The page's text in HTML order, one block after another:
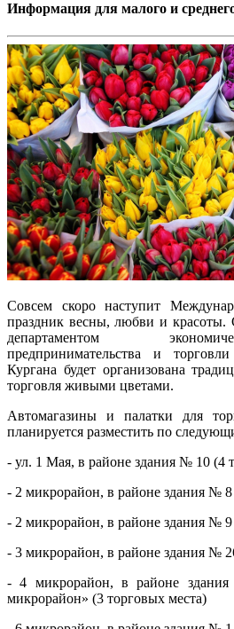
Информация для малого и
Совсем скоро наступит
праздник весны, любви и красоты.
департаментом
предпринимательства и
Кургана будет организована
торговля живыми цветами.
Автомагазины и палатки для
планируется разместить по
- ул. 1 Мая, в районе здания № 10 (4
- 2 микрорайон, в районе здания №
- 2 микрорайон, в районе здания № 9
- 3 микрорайон, в районе здания №
- 4 микрорайон, в районе
микрорайон» (3 торговых места)